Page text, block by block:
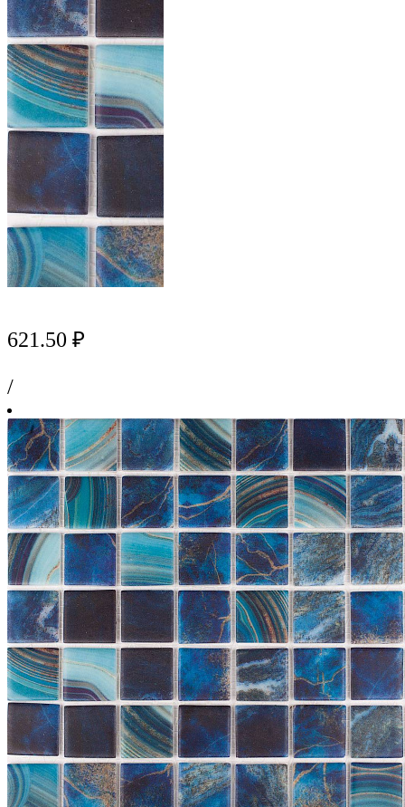
621.50 ₽
/
м2
31.7 cм x 31.7 cм
1 упаковка = 2.01 м2 = 20 шт.
Площадь поверхности, м2
Количество упаковок
Запас на подрезку, %